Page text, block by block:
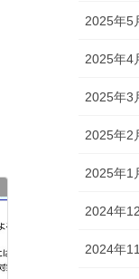
2025年5
2025年4
2025年3
2025年2
2025年1
2024年
2024年